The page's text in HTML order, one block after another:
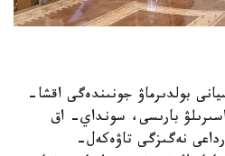
بولدىرماۋ جونىندەگى اقشا-
بارىسى، سونداي- اق
نەگىزگى تاۋەكەل-